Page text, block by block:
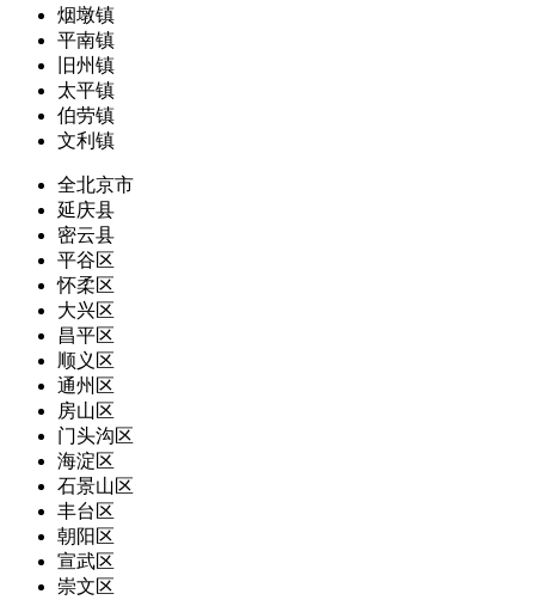
烟墩镇
平南镇
旧州镇
太平镇
伯劳镇
文利镇
全北京市
延庆县
密云县
平谷区
怀柔区
大兴区
昌平区
顺义区
通州区
房山区
门头沟区
海淀区
石景山区
丰台区
朝阳区
宣武区
崇文区